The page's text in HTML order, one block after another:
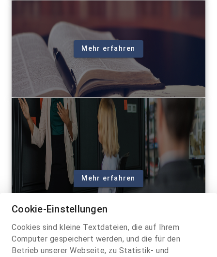
Mehr erfahren
Mehr erfahren
Cookie-Einstellungen
Cookies sind kleine Textdateien, die auf Ihrem
Computer gespeichert werden, und die für den
Betrieb unserer Webseite, zu Statistik- und